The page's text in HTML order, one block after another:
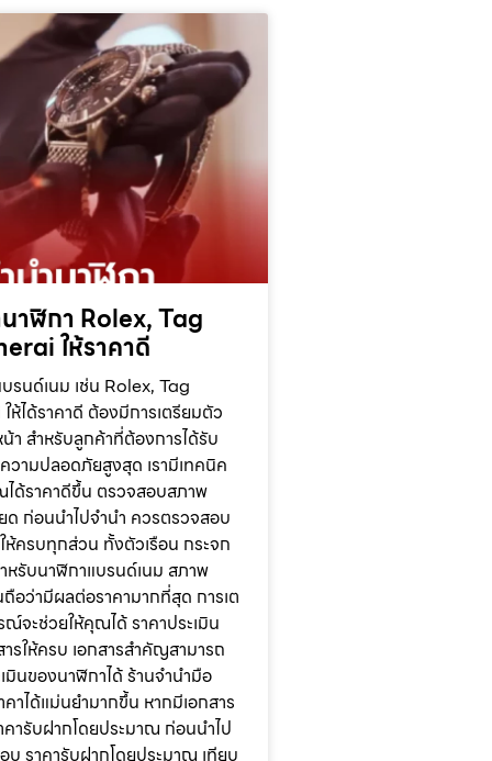
าฬิกา Rolex, Tag
ให้ราคาดี
รนด์เนม เช่น Rolex, Tag
ห้ได้ราคาดี ต้องมีการเตรียมตัว
า สำหรับลูกค้าที่ต้องการได้รับ
วามปลอดภัยสูงสุด เรามีเทคนิค
ด้ราคาดีขึ้น ตรวจสอบสภาพ
ด ก่อนนำไปจำนำ ควรตรวจสอบ
ครบทุกส่วน ทั้งตัวเรือน กระจก
หรับนาฬิกาแบรนด์เนม สภาพ
ถือว่ามีผลต่อราคามากที่สุด การเต
จะช่วยให้คุณได้ ราคาประเมิน
รให้ครบ เอกสารสำคัญสามารถ
มินของนาฬิกาได้ ร้านจำนำมือ
คาได้แม่นยำมากขึ้น หากมีเอกสาร
ารับฝากโดยประมาณ ก่อนนำไป
บ ราคารับฝากโดยประมาณ เทียบ